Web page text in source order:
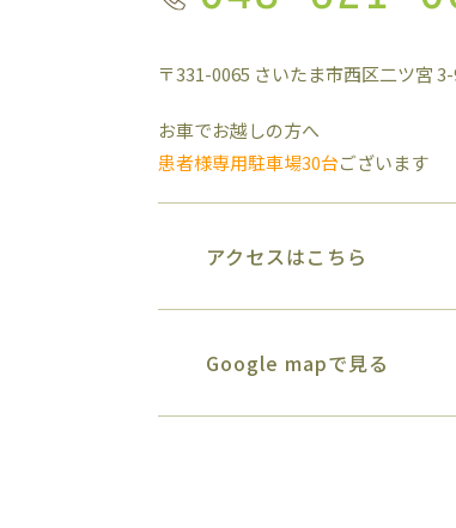
〒331-0065 さいたま市西区二ツ宮
お車でお越しの方へ
患者様専用駐車場30台ございます
アクセスはこちら
Google mapで見る